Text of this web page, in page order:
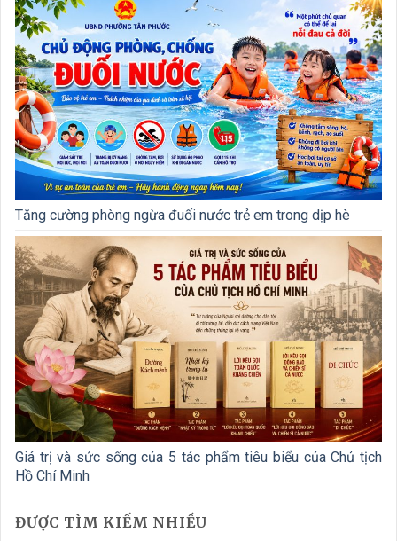
Tăng cường phòng ngừa đuối nước trẻ em trong dịp hè
Giá trị và sức sống của 5 tác phẩm tiêu biểu của Chủ tịch
Hồ Chí Minh
ĐƯỢC TÌM KIẾM NHIỀU